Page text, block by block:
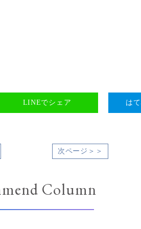
LINEでシェア は
次ページ＞＞
Column